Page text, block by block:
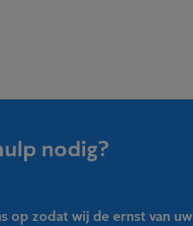
nodig?
op zodat wij de ernst van uw